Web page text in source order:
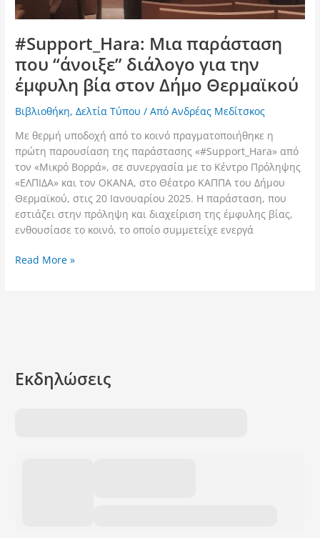
#Support_Hara: Μια παράσταση
που “άνοιξε” διάλογο για την
έμφυλη βία στον Δήμο Θερμαϊκού
Βιβλιοθήκη,Δελτία Τύπου / ΑπόΑνδρέας Μεδίτσκος
Με θερμή υποδοχή από το κοινό πραγματοποιήθηκε η
πρώτη παρουσίαση της παράστασης «#Support_Hara» από
τον «Μικρό Βορρά», σε συνεργασία με το Κέντρο Πρόληψης
«ΕΛΠΙΔΑ» και τον ΟΚΑΝΑ, στο Θέατρο ΚΑΠΠΑ του Δήμου
Θερμαϊκού, στις 20 Ιανουαρίου 2025. Η παράσταση, που
εστιάζει στην πρόληψη και διαχείριση της έμφυλης βίας,
ενθουσίασε το κοινό, το οποίο συμμετείχε ενεργά
Read More »
Εκδηλώσεις